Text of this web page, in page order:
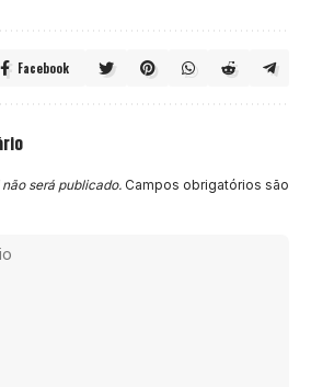
Facebook
será publicado. Campos obrigatórios são